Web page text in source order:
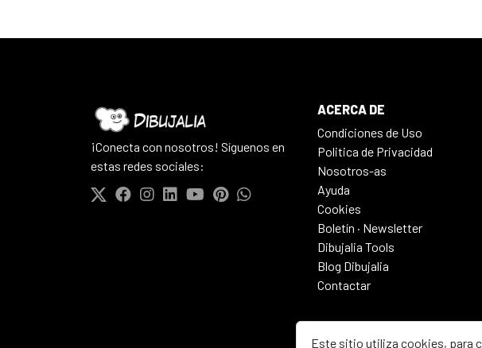
Este sitio utiliza cookies, para
¡Conecta con nosotros! Síguenos en
estas redes sociales:
ACERCA DE
Condiciones de Uso
Politica de Privacidad
Nosotros-as
Ayuda
Cookies
Boletín · Newsletter
Dibujalia Tools
Blog Dibujalia
Contactar